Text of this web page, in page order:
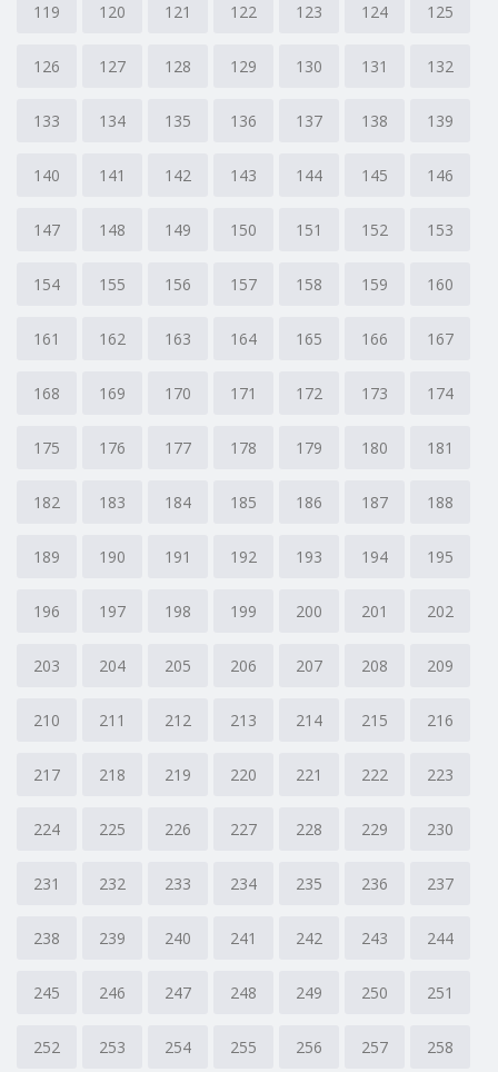
119 120 121 122 123 124 125
126 127 128 129 130 131 132
133 134 135 136 137 138 139
140 141 142 143 144 145 146
147 148 149 150 151 152 153
154 155 156 157 158 159 160
161 162 163 164 165 166 167
168 169 170 171 172 173 174
175 176 177 178 179 180 181
182 183 184 185 186 187 188
189 190 191 192 193 194 195
196 197 198 199 200 201 202
203 204 205 206 207 208 209
210 211 212 213 214 215 216
217 218 219 220 221 222 223
224 225 226 227 228 229 230
231 232 233 234 235 236 237
238 239 240 241 242 243 244
245 246 247 248 249 250 251
252 253 254 255 256 257 258